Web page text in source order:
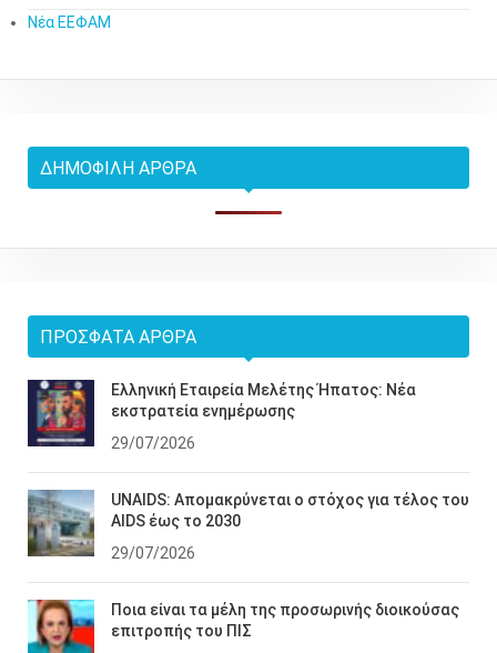
Νέα ΕΕΦΑΜ
ΔΗΜΟΦΙΛΉ ΆΡΘΡΑ
ΠΡΌΣΦΑΤΑ ΆΡΘΡΑ
Ελληνική Εταιρεία Μελέτης Ήπατος: Νέα
εκστρατεία ενημέρωσης
29/07/2026
UNAIDS: Απομακρύνεται ο στόχος για τέλος του
AIDS έως το 2030
29/07/2026
Ποια είναι τα μέλη της προσωρινής διοικούσας
επιτροπής του ΠΙΣ